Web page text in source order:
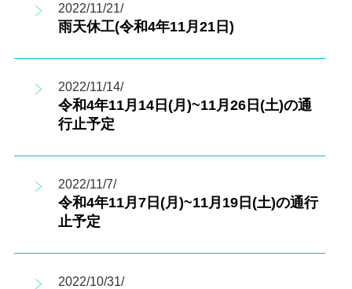
2022/11/21/
雨天休工(令和4年11月21日)
2022/11/14/
令和4年11月14日(月)~11月26日(土)の通
行止予定
2022/11/7/
令和4年11月7日(月)~11月19日(土)の通行
止予定
2022/10/31/